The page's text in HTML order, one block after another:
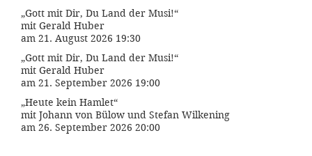
„Gott mit Dir, Du Land der Musi!“
mit Gerald Huber
am 21. August 2026 19:30
„Gott mit Dir, Du Land der Musi!“
mit Gerald Huber
am 21. September 2026 19:00
„Heute kein Hamlet“
mit Johann von Bülow und Stefan Wilkening
am 26. September 2026 20:00